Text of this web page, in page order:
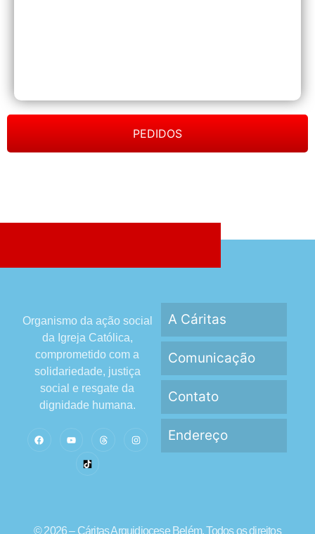
PEDIDOS
Organismo da ação social
da Igreja Católica,
comprometido com a
solidariedade, justiça
social e resgate da
dignidade humana.
A Cáritas
Comunicação
Contato
Endereço
© 2026 – Cáritas Arquidiocese Belém. Todos os direitos